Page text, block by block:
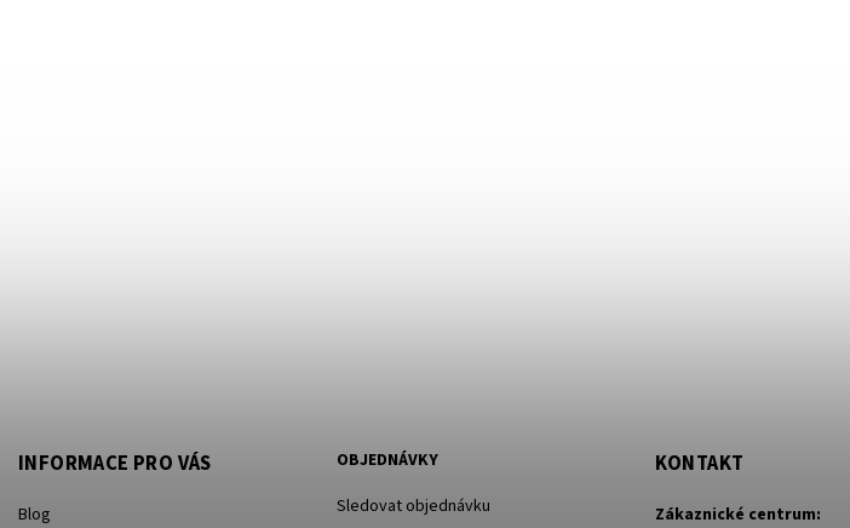
INFORMACE PRO VÁS
Blog
OBJEDNÁVKY
Sledovat objednávku
KONTAKT
Zákaznické centrum: